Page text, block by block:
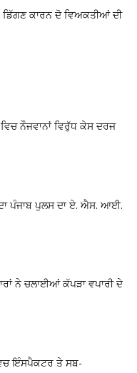
ਕਾਰਨ ਦੋ ਵਿਅਕਤੀਆਂ ਦੀ
ਨੌਜਵਾਨਾਂ ਵਿਰੁੱਧ ਕੇਸ ਦਰਜ
ਪੰਜਾਬ ਪੁਲਸ ਦਾ ਏ. ਐਸ. ਆਈ.
ਨੇ ਚਲਾਈਆਂ ਕੱਪੜਾ ਵਪਾਰੀ ਦੇ
ਇੰਸਪੈਕਟਰ ਤੇ ਸਬ-